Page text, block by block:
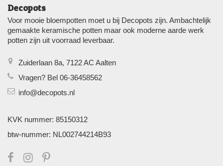
Decopots
Voor mooie bloempotten moet u bij Decopots zijn. Ambachtelijk
gemaakte keramische potten maar ook moderne aarde werk
potten zijn uit voorraad leverbaar.
Zuiderlaan 8a, 7122 AC Aalten
Vragen? Bel 06-36458562
info@decopots.nl
KVK nummer: 85150312
btw-nummer: NL002744214B93